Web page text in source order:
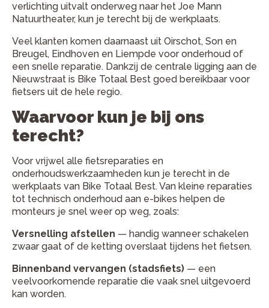
verlichting uitvalt onderweg naar het Joe Mann
Natuurtheater, kun je terecht bij de werkplaats.
Veel klanten komen daarnaast uit Oirschot, Son en
Breugel, Eindhoven en Liempde voor onderhoud of
een snelle reparatie. Dankzij de centrale ligging aan de
Nieuwstraat is Bike Totaal Best goed bereikbaar voor
fietsers uit de hele regio.
Waarvoor kun je bij ons
terecht?
Voor vrijwel alle fietsreparaties en
onderhoudswerkzaamheden kun je terecht in de
werkplaats van Bike Totaal Best. Van kleine reparaties
tot technisch onderhoud aan e-bikes helpen de
monteurs je snel weer op weg, zoals:
Versnelling afstellen — handig wanneer schakelen
zwaar gaat of de ketting overslaat tijdens het fietsen.
Binnenband vervangen (stadsfiets) — een
veelvoorkomende reparatie die vaak snel uitgevoerd
kan worden.